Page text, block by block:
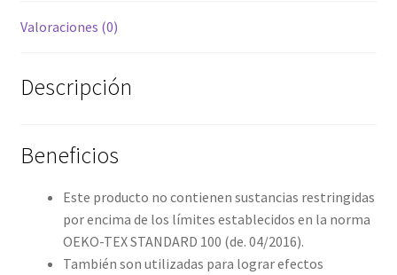
Valoraciones (0)
Descripción
Beneficios
Este producto no contienen sustancias restringidas
por encima de los límites establecidos en la norma
OEKO-TEX STANDARD 100 (de. 04/2016).
También son utilizadas para lograr efectos